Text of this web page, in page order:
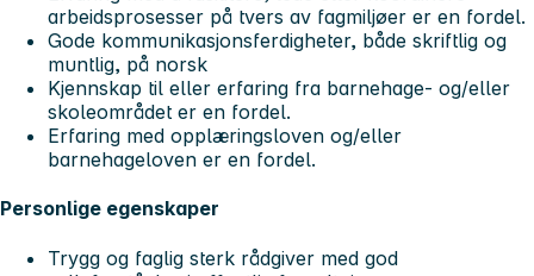
arbeidsprosesser på tvers av fagmiljøer er en fordel.
Gode kommunikasjonsferdigheter, både skriftlig og
muntlig, på norsk
Kjennskap til eller erfaring fra barnehage- og/eller
skoleområdet er en fordel.
Erfaring med opplæringsloven og/eller
barnehageloven er en fordel.
Personlige egenskaper
Trygg og faglig sterk rådgiver med god